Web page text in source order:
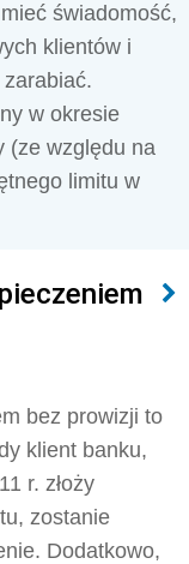
świadomość,
klientów i
w okresie
(ze względu na
limitu w
bez prowizji to
klient banku,
r. złoży
zostanie
Dodatkowo,